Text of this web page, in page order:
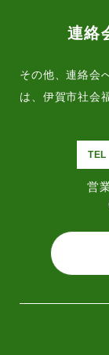
連絡
その他、連絡会
は、 伊賀市社会
TEL
営